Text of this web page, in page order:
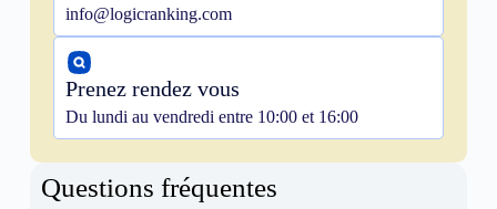
info@logicranking.com
Prenez rendez vous
Du lundi au vendredi entre 10:00 et 16:00
Questions fréquentes